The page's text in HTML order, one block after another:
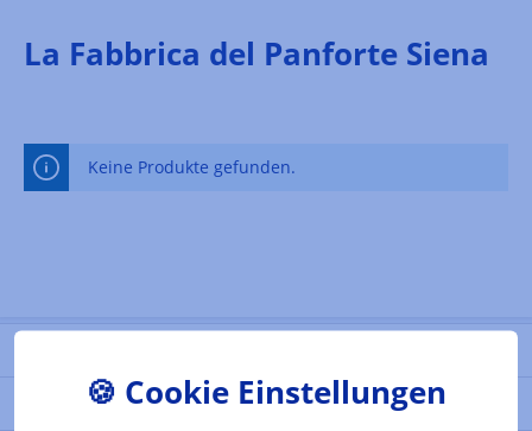
La Fabbrica del Panforte Siena
Keine Produkte gefunden.
Shop Service